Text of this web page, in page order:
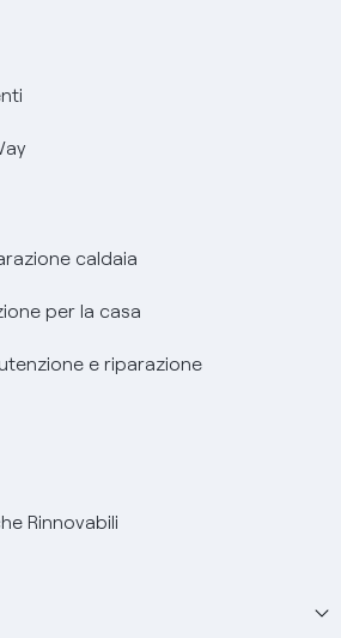
caldaia
per la casa
e riparazione
Rinnovabili